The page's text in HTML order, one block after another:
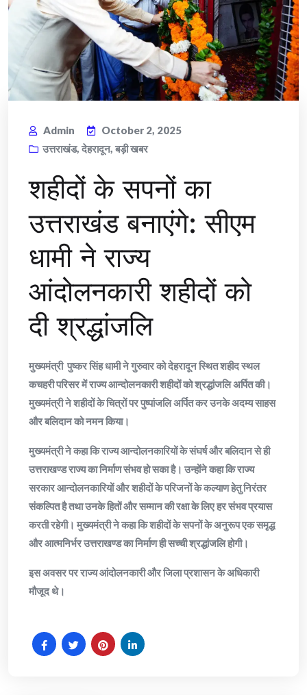
Admin
October 2, 2025
उत्तराखंड, देहरादून, बड़ी खबर
शहीदों के सपनों का
उत्तराखंड बनाएंगे: सीएम
धामी ने राज्य
आंदोलनकारी शहीदों को
दी श्रद्धांजलि
मुख्यमंत्री पुष्कर सिंह धामी ने गुरुवार को देहरादून स्थित शहीद स्थल
कचहरी परिसर में राज्य आन्दोलनकारी शहीदों को श्रद्धांजलि अर्पित की।
मुख्यमंत्री ने शहीदों के चित्रों पर पुष्पांजलि अर्पित कर उनके अदम्य साहस
और बलिदान को नमन किया।
मुख्यमंत्री ने कहा कि राज्य आन्दोलनकारियों के संघर्ष और बलिदान से ही
उत्तराखण्ड राज्य का निर्माण संभव हो सका है। उन्होंने कहा कि राज्य
सरकार आन्दोलनकारियों और शहीदों के परिजनों के कल्याण हेतु निरंतर
संकल्पित है तथा उनके हितों और सम्मान की रक्षा के लिए हर संभव प्रयास
करती रहेगी। मुख्यमंत्री ने कहा कि शहीदों के सपनों के अनुरूप एक समृद्ध
और आत्मनिर्भर उत्तराखण्ड का निर्माण ही सच्ची श्रद्धांजलि होगी।
इस अवसर पर राज्य आंदोलनकारी और जिला प्रशासन के अधिकारी
मौजूद थे।